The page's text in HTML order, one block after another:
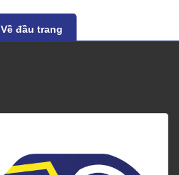
Về đầu trang